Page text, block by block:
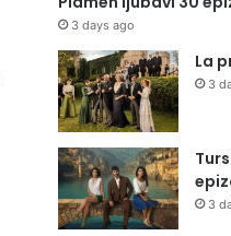
3 days ago
La
3
3